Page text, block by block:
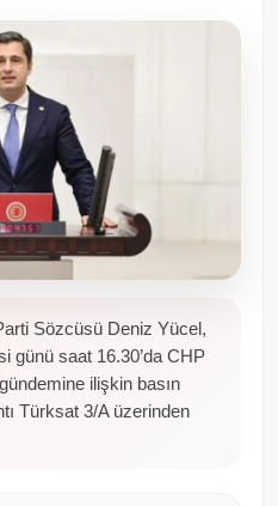
Sözcüsü Deniz Yücel,
günü saat 16.30’da CHP
ilişkin basın
Türksat 3/A üzerinden